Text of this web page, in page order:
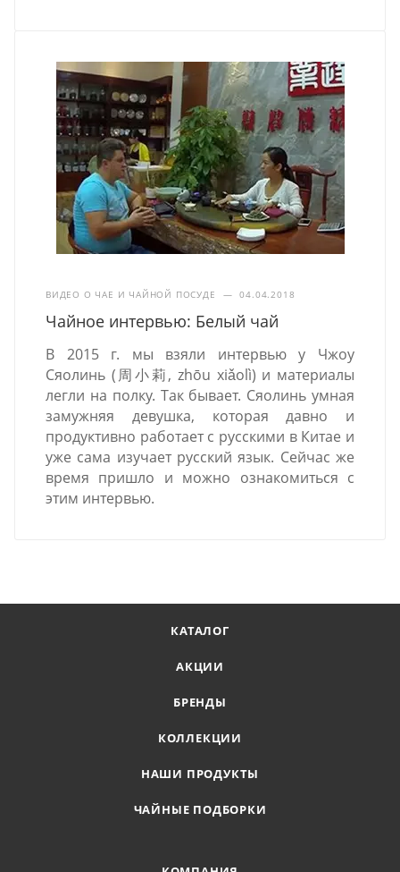
ВИДЕО О ЧАЕ И ЧАЙНОЙ ПОСУДЕ — 04.04.2018
Чайное интервью: Белый чай
В 2015 г. мы взяли интервью у Чжоу
Сяолинь (周小莉, zhōu xiǎolì) и материалы
легли на полку. Так бывает. Сяолинь умная
замужняя девушка, которая давно и
продуктивно работает с русскими в Китае и
уже сама изучает русский язык. Сейчас же
время пришло и можно ознакомиться с
этим интервью.
КАТАЛОГ
АКЦИИ
БРЕНДЫ
КОЛЛЕКЦИИ
НАШИ ПРОДУКТЫ
ЧАЙНЫЕ ПОДБОРКИ